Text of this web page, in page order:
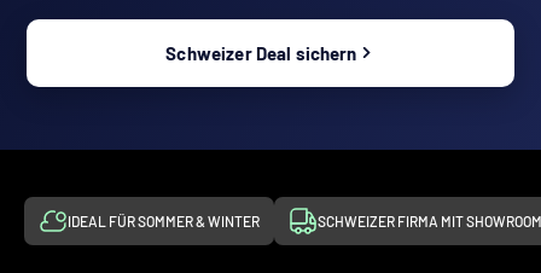
Schweizer Deal sichern
IDEAL FÜR SOMMER & WINTER SCHWEIZER FIRMA MIT SHOWROOM